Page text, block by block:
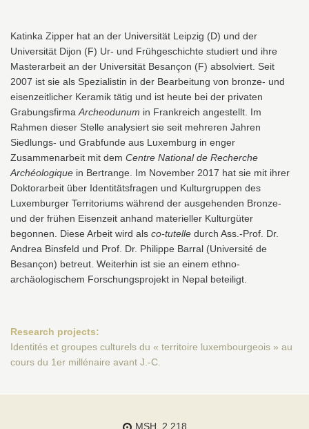
Katinka Zipper hat an der Universität Leipzig (D) und der
Universität Dijon (F) Ur- und Frühgeschichte studiert und ihre
Masterarbeit an der Universität Besançon (F) absolviert. Seit
2007 ist sie als Spezialistin in der Bearbeitung von bronze- und
eisenzeitlicher Keramik tätig und ist heute bei der privaten
Grabungsfirma Archeodunum in Frankreich angestellt. Im
Rahmen dieser Stelle analysiert sie seit mehreren Jahren
Siedlungs- und Grabfunde aus Luxemburg in enger
Zusammenarbeit mit dem Centre National de Recherche
Archéologique in Bertrange. Im November 2017 hat sie mit ihrer
Doktorarbeit über Identitätsfragen und Kulturgruppen des
Luxemburger Territoriums während der ausgehenden Bronze-
und der frühen Eisenzeit anhand materieller Kulturgüter
begonnen. Diese Arbeit wird als co-tutelle durch Ass.-Prof. Dr.
Andrea Binsfeld und Prof. Dr. Philippe Barral (Université de
Besançon) betreut. Weiterhin ist sie an einem ethno-
archäologischem Forschungsprojekt in Nepal beteiligt.
Research projects:
Identités et groupes culturels du « territoire luxembourgeois » au
cours du 1er millénaire avant J.-C.
MSH, 2.218